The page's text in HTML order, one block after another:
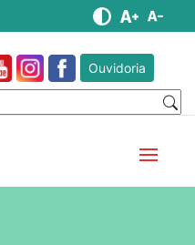
Ouvidoria